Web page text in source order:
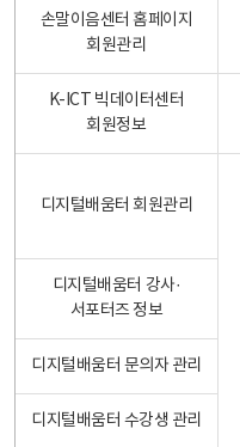
손말이음센터 홈페이지
회원관리
K-ICT 빅데이터센터
회원정보
디지털배움터 회원관리
디지털배움터 강사·
서포터즈 정보
디지털배움터 문의자 관리
디지털배움터 수강생 관리